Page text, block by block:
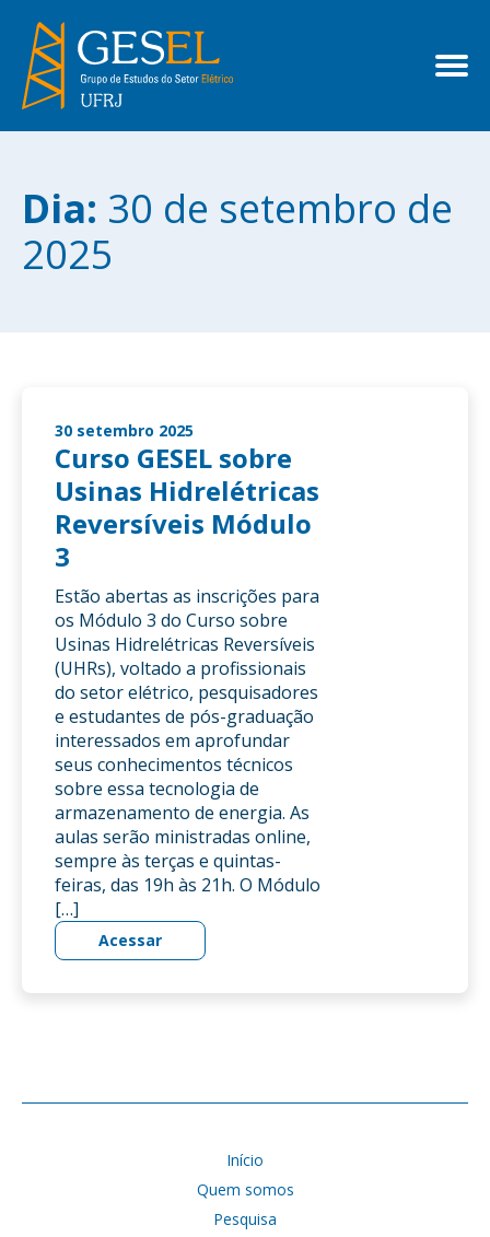
Dia: 30 de setembro de
2025
30 setembro 2025
Curso GESEL sobre
Usinas Hidrelétricas
Reversíveis Módulo
3
Estão abertas as inscrições para
os Módulo 3 do Curso sobre
Usinas Hidrelétricas Reversíveis
(UHRs), voltado a profissionais
do setor elétrico, pesquisadores
e estudantes de pós-graduação
interessados em aprofundar
seus conhecimentos técnicos
sobre essa tecnologia de
armazenamento de energia. As
aulas serão ministradas online,
sempre às terças e quintas-
feiras, das 19h às 21h. O Módulo
[…]
Acessar
Início
Quem somos
Pesquisa